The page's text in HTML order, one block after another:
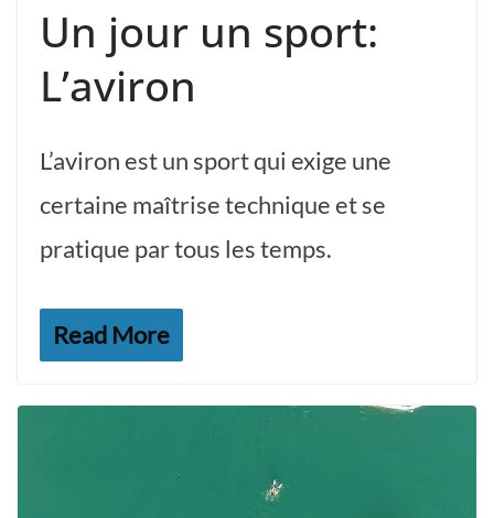
Un jour un sport:
L’aviron
L’aviron est un sport qui exige une
certaine maîtrise technique et se
pratique par tous les temps.
Read More